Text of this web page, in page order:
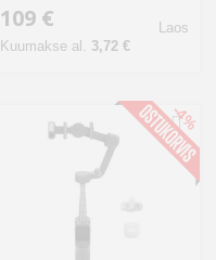
109 €
Kuumakse al. 3,72 €
Laos
-4%